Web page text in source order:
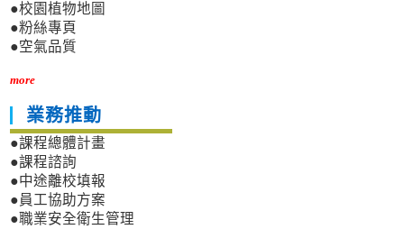
●校園植物地圖
●粉絲專頁
●空氣品質
more
業務推動
●課程總體計畫
●課程諮詢
●中途離校填報
●員工協助方案
●職業安全衛生管理